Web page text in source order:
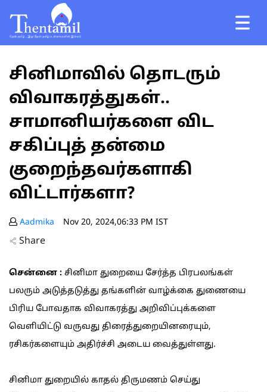
சினிமாவில் தொடரும்
விவாகரத்துகள்..
சாமானியர்களை விட
சகிப்புத் தன்மை
குறைந்தவர்களாகி
விட்டார்களா?
Aadmika Nov 20, 2024,06:33 PM IST
Share
சென்னை : சினிமா துறையை சேர்த்த பிரபலங்கள்
பலரும் அடுத்தடுத்து தங்களின் வாழ்க்கை துணையை
பிரிய போவதாக விவாகரத்து அறிவிப்புக்களை
வெளியிட்டு வருவது திரைத்துறையினரையும்,
ரசிகர்களையும் அதிர்ச்சி அடைய வைத்துள்ளது.
சினிமா துறையில் காதல் திருமணம் செய்து